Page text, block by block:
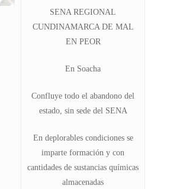
SENA REGIONAL
CUNDINAMARCA DE MAL
EN PEOR
En Soacha
Confluye todo el abandono del
estado, sin sede del SENA
En deplorables condiciones se
imparte formación y con
cantidades de sustancias químicas
almacenadas